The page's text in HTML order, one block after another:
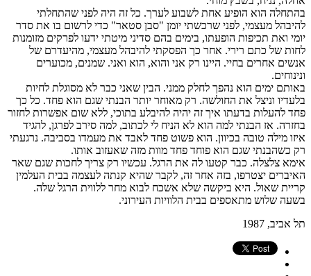
בהתחלה הוא הופיע אחת לשבוע לערך. כל זה היה לפני שהתחלתי
להיבהל מעצמי, לפני שרכשתי יומן "סבן סטאר" כדי לרשום בו את סדר
יומי ואת תכיפות הופעתו, בימים בהם סדיני מיטתי ידעו לפרקים מזומנות
לחות של כתם רירי. אחר כך הפסקתי להיבהל מעצמי, מהיעדרם של
אנשים אחרים בחיי. היינו רק אני והוא, הוא ואני. שמנים, מכוערים
ונינוחים.
באותם ימים הוא נהפך לחלק ממני. הבין שאני כבר לא מסוגלת לחיות
בלעדיו וניצל את החולשה. רק מאוחר יותר הבנתי שגם הוא פחד. כל כך
פחד להעלות בדעתו איך זה יהיה להיבלע בתוכי, ללא שום אפשרות לחזור
בחזרה. אז הבנתי למה הוא לא הניח לי לכתוב, למה סירב לפרגן, להגיד
איזו מילה טובה בכיוון. הוא פשוט פחד לאבד את מעמדו בסביבה. נרגעתי
רק כשהבנתי שגם הוא פוחד פחד מוות מזה שאעזוב אותו.
אימא צלצלה. כבר קטעו לה את הרגל. עכשיו רק צריך לחכות שגם שאר
האיברים יצטרפו, בזה אחר זה, לקבר שהיא קנתה לעצמה בבית העלמין
קריית שאול. היא ביקשה שלא אשכח לבוא מחר ללווית הרגל שלה.
בשעה שלוש מתאספים בבית הלוויות העירוני.
תל אביב, 1987